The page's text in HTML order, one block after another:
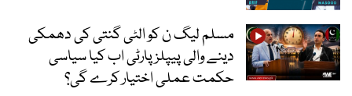
مسلم لیگ ن کو الٹی گنتی کی دھمکی
دینے والی پیپلز پارٹی اب کیا سیاسی
حکمت عملی اختیار کرے گی؟